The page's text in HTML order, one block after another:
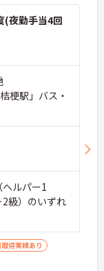
(夜勤手当4回
梗駅」バス・
ルパー1
級）のいずれ
得実績あり